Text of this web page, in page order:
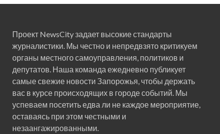
Проект NewsCity задает высокие стандарты
журналистики. Мы честно и непредвзято критикуем
органы местного самоуправления, политиков и
депутатов. Наша команда ежедневно публикует
самые свежие новости Запорожья, чтобы держать
вас в курсе происходящих в городе событий. Мы
успеваем посетить едва ли не каждое мероприятие,
оставаясь при этом честными и
незаангажированными.